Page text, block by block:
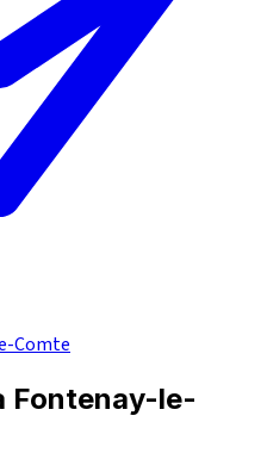
Comte
Fontenay-le-